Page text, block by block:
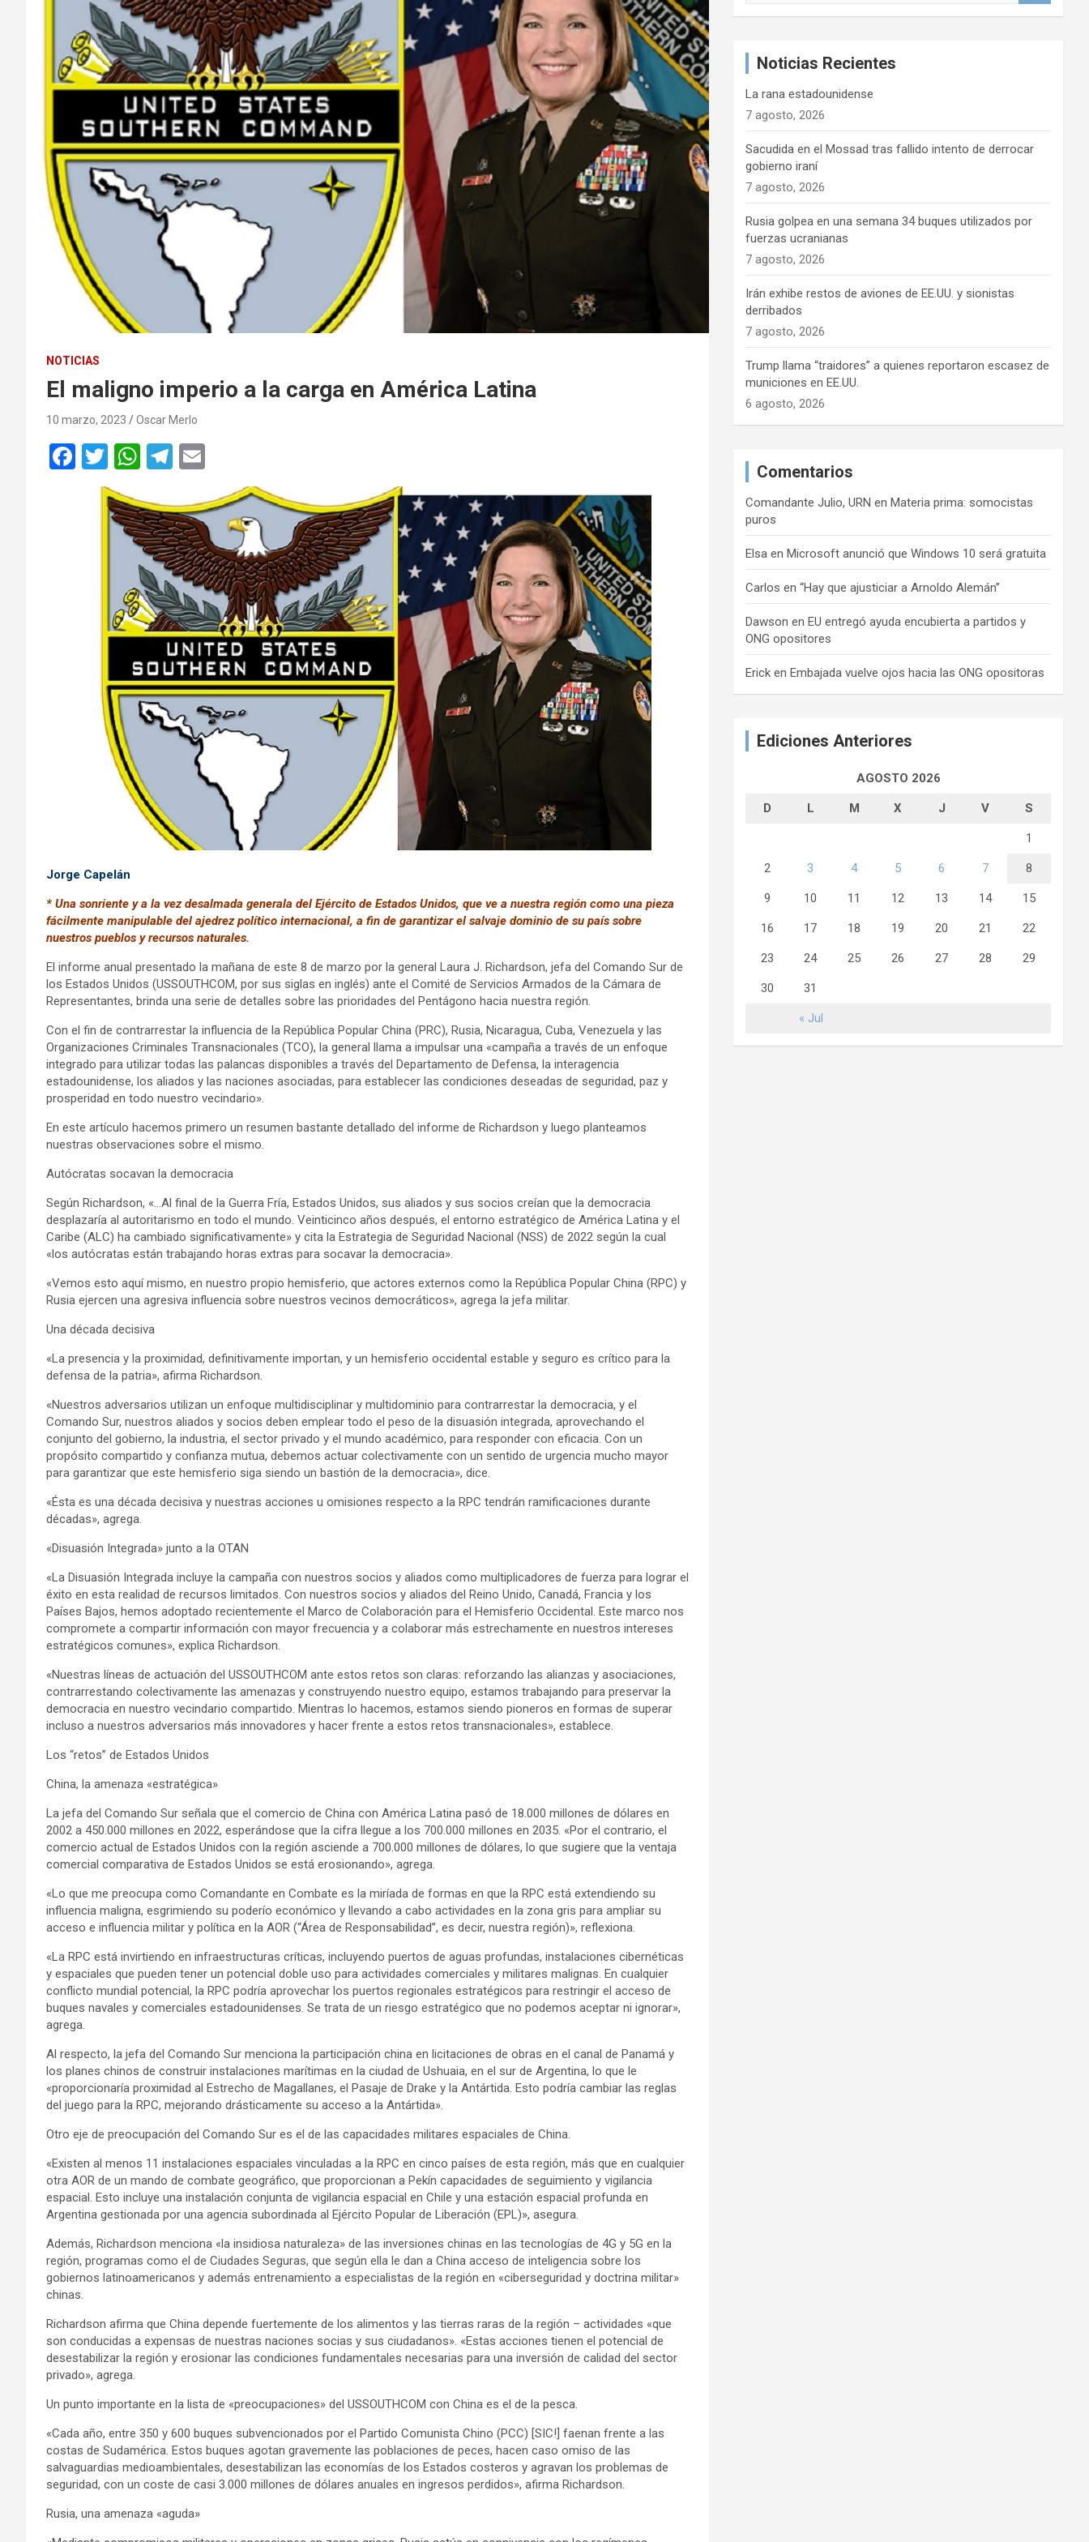
NOTICIAS
El maligno imperio a la carga en América Latina
10 marzo, 2023 Oscar Merlo
F
T
wi
tt
er
W
at
s
A
p
p
T
e
gr
a
m
ail
Jorge Capelán
* Una sonriente y a la vez desalmada generala del Ejército de Estados Unidos, que ve a nuestra región como una pieza
fácilmente manipulable del ajedrez político internacional, a fin de garantizar el salvaje dominio de su país sobre
nuestros pueblos y recursos naturales.
El informe anual presentado la mañana de este 8 de marzo por la general Laura J. Richardson, jefa del Comando Sur de
los Estados Unidos (USSOUTHCOM, por sus siglas en inglés) ante el Comité de Servicios Armados de la Cámara de
Representantes, brinda una serie de detalles sobre las prioridades del Pentágono hacia nuestra región.
Con el fin de contrarrestar la influencia de la República Popular China (PRC), Rusia, Nicaragua, Cuba, Venezuela y las
Organizaciones Criminales Transnacionales (TCO), la general llama a impulsar una «campaña a través de un enfoque
integrado para utilizar todas las palancas disponibles a través del Departamento de Defensa, la interagencia
estadounidense, los aliados y las naciones asociadas, para establecer las condiciones deseadas de seguridad, paz y
prosperidad en todo nuestro vecindario».
En este artículo hacemos primero un resumen bastante detallado del informe de Richardson y luego planteamos
nuestras observaciones sobre el mismo.
Autócratas socavan la democracia
Según Richardson, «…Al final de la Guerra Fría, Estados Unidos, sus aliados y sus socios creían que la democracia
desplazaría al autoritarismo en todo el mundo. Veinticinco años después, el entorno estratégico de América Latina y el
Caribe (ALC) ha cambiado significativamente» y cita la Estrategia de Seguridad Nacional (NSS) de 2022 según la cual
«los autócratas están trabajando horas extras para socavar la democracia».
«Vemos esto aquí mismo, en nuestro propio hemisferio, que actores externos como la República Popular China (RPC) y
Rusia ejercen una agresiva influencia sobre nuestros vecinos democráticos», agrega la jefa militar.
Una década decisiva
«La presencia y la proximidad, definitivamente importan, y un hemisferio occidental estable y seguro es crítico para la
defensa de la patria», afirma Richardson.
«Nuestros adversarios utilizan un enfoque multidisciplinar y multidominio para contrarrestar la democracia, y el
Comando Sur, nuestros aliados y socios deben emplear todo el peso de la disuasión integrada, aprovechando el
conjunto del gobierno, la industria, el sector privado y el mundo académico, para responder con eficacia. Con un
propósito compartido y confianza mutua, debemos actuar colectivamente con un sentido de urgencia mucho mayor
para garantizar que este hemisferio siga siendo un bastión de la democracia», dice.
«Ésta es una década decisiva y nuestras acciones u omisiones respecto a la RPC tendrán ramificaciones durante
décadas», agrega.
«Disuasión Integrada» junto a la OTAN
«La Disuasión Integrada incluye la campaña con nuestros socios y aliados como multiplicadores de fuerza para lograr el
éxito en esta realidad de recursos limitados. Con nuestros socios y aliados del Reino Unido, Canadá, Francia y los
Países Bajos, hemos adoptado recientemente el Marco de Colaboración para el Hemisferio Occidental. Este marco nos
compromete a compartir información con mayor frecuencia y a colaborar más estrechamente en nuestros intereses
estratégicos comunes», explica Richardson.
«Nuestras líneas de actuación del USSOUTHCOM ante estos retos son claras: reforzando las alianzas y asociaciones,
contrarrestando colectivamente las amenazas y construyendo nuestro equipo, estamos trabajando para preservar la
democracia en nuestro vecindario compartido. Mientras lo hacemos, estamos siendo pioneros en formas de superar
incluso a nuestros adversarios más innovadores y hacer frente a estos retos transnacionales», establece.
Los “retos” de Estados Unidos
China, la amenaza «estratégica»
La jefa del Comando Sur señala que el comercio de China con América Latina pasó de 18.000 millones de dólares en
2002 a 450.000 millones en 2022, esperándose que la cifra llegue a los 700.000 millones en 2035. «Por el contrario, el
comercio actual de Estados Unidos con la región asciende a 700.000 millones de dólares, lo que sugiere que la ventaja
comercial comparativa de Estados Unidos se está erosionando», agrega.
«Lo que me preocupa como Comandante en Combate es la miríada de formas en que la RPC está extendiendo su
influencia maligna, esgrimiendo su poderío económico y llevando a cabo actividades en la zona gris para ampliar su
acceso e influencia militar y política en la AOR (“Área de Responsabilidad”, es decir, nuestra región)», reflexiona.
«La RPC está invirtiendo en infraestructuras críticas, incluyendo puertos de aguas profundas, instalaciones cibernéticas
y espaciales que pueden tener un potencial doble uso para actividades comerciales y militares malignas. En cualquier
conflicto mundial potencial, la RPC podría aprovechar los puertos regionales estratégicos para restringir el acceso de
buques navales y comerciales estadounidenses. Se trata de un riesgo estratégico que no podemos aceptar ni ignorar»,
agrega.
Al respecto, la jefa del Comando Sur menciona la participación china en licitaciones de obras en el canal de Panamá y
los planes chinos de construir instalaciones marítimas en la ciudad de Ushuaia, en el sur de Argentina, lo que le
«proporcionaría proximidad al Estrecho de Magallanes, el Pasaje de Drake y la Antártida. Esto podría cambiar las reglas
del juego para la RPC, mejorando drásticamente su acceso a la Antártida».
Otro eje de preocupación del Comando Sur es el de las capacidades militares espaciales de China.
«Existen al menos 11 instalaciones espaciales vinculadas a la RPC en cinco países de esta región, más que en cualquier
otra AOR de un mando de combate geográfico, que proporcionan a Pekín capacidades de seguimiento y vigilancia
espacial. Esto incluye una instalación conjunta de vigilancia espacial en Chile y una estación espacial profunda en
Argentina gestionada por una agencia subordinada al Ejército Popular de Liberación (EPL)», asegura.
Además, Richardson menciona «la insidiosa naturaleza» de las inversiones chinas en las tecnologías de 4G y 5G en la
región, programas como el de Ciudades Seguras, que según ella le dan a China acceso de inteligencia sobre los
gobiernos latinoamericanos y además entrenamiento a especialistas de la región en «ciberseguridad y doctrina militar»
chinas.
Richardson afirma que China depende fuertemente de los alimentos y las tierras raras de la región – actividades «que
son conducidas a expensas de nuestras naciones socias y sus ciudadanos». «Estas acciones tienen el potencial de
desestabilizar la región y erosionar las condiciones fundamentales necesarias para una inversión de calidad del sector
privado», agrega.
Un punto importante en la lista de «preocupaciones» del USSOUTHCOM con China es el de la pesca.
«Cada año, entre 350 y 600 buques subvencionados por el Partido Comunista Chino (PCC) [SIC!] faenan frente a las
costas de Sudamérica. Estos buques agotan gravemente las poblaciones de peces, hacen caso omiso de las
salvaguardias medioambientales, desestabilizan las economías de los Estados costeros y agravan los problemas de
seguridad, con un coste de casi 3.000 millones de dólares anuales en ingresos perdidos», afirma Richardson.
Rusia, una amenaza «aguda»
Noticias Recientes
La rana estadounidense
7 agosto, 2026
Sacudida en el Mossad tras fallido intento de derrocar
gobierno iraní
7 agosto, 2026
Rusia golpea en una semana 34 buques utilizados por
fuerzas ucranianas
7 agosto, 2026
Irán exhibe restos de aviones de EE.UU. y sionistas
derribados
7 agosto, 2026
Trump llama “traidores” a quienes reportaron escasez de
municiones en EE.UU.
6 agosto, 2026
Comentarios
Comandante Julio, URN en Materia prima: somocistas
puros
Elsa en Microsoft anunció que Windows 10 será gratuita
Carlosen“Hay que ajusticiar a Arnoldo Alemán”
Dawson en EU entregó ayuda encubierta a partidos y
ONG opositores
Erick en Embajada vuelve ojos hacia las ONG opositoras
Ediciones Anteriores
AGOSTO 2026
D L M X J V S
« Jul
1
2 3 4 5 6 7 8
9 10 11 12 13 14 15
16 17 18 19 20 21 22
23 24 25 26 27 28 29
30 31